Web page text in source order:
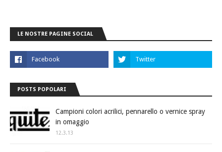
LE NOSTRE PAGINE SOCIAL
POSTS POPOLARI
Campioni colori acrilici, pennarello o vernice spray
in omaggio
12.3.13